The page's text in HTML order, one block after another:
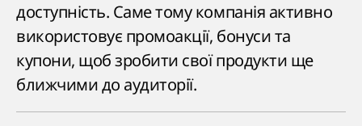
доступність. Саме тому компанія активно
використовує промоакції, бонуси та
купони, щоб зробити свої продукти ще
ближчими до аудиторії.